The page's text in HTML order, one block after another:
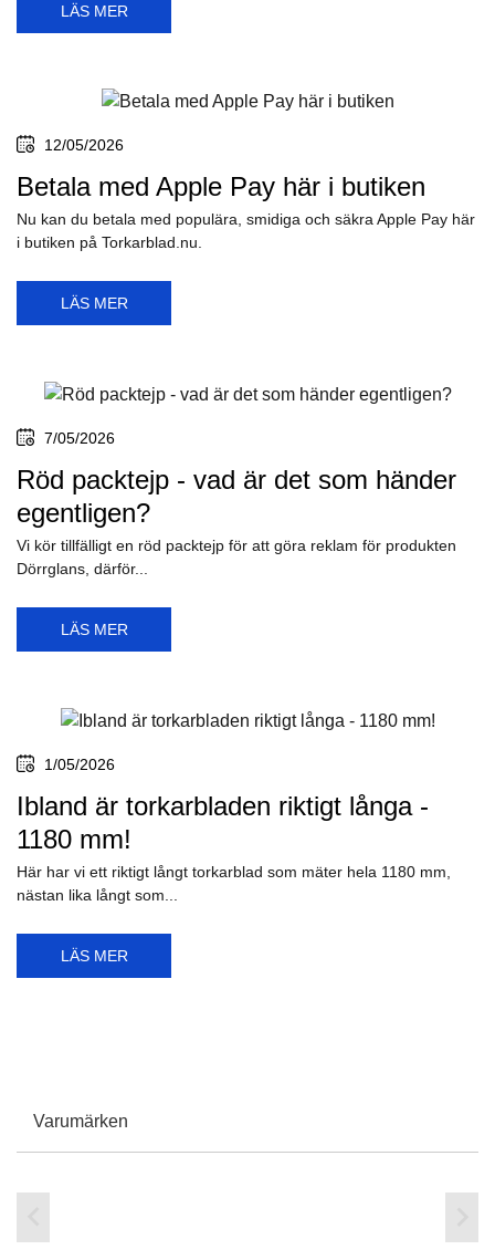
LÄS MER
12/05/2026
Betala med Apple Pay här i butiken
Nu kan du betala med populära, smidiga och säkra Apple Pay här
i butiken på Torkarblad.nu.
LÄS MER
7/05/2026
Röd packtejp - vad är det som händer
egentligen?
Vi kör tillfälligt en röd packtejp för att göra reklam för produkten
Dörrglans, därför...
LÄS MER
1/05/2026
Ibland är torkarbladen riktigt långa -
1180 mm!
Här har vi ett riktigt långt torkarblad som mäter hela 1180 mm,
nästan lika långt som...
LÄS MER
Varumärken